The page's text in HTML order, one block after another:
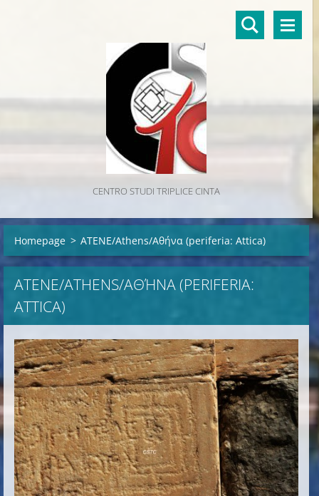
CENTRO STUDI TRIPLICE CINTA
Homepage > ATENE/Athens/Αθήνα (periferia: Attica)
ATENE/ATHENS/ΑΘΉΝΑ (PERIFERIA:
ATTICA)